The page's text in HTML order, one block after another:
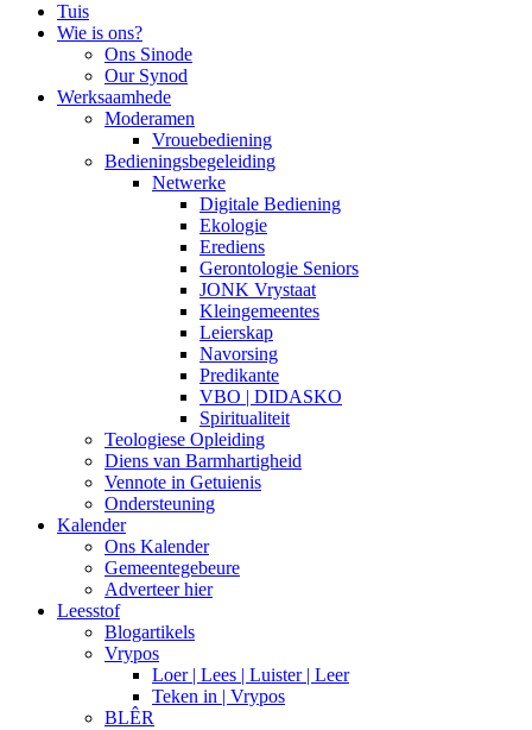
Tuis
Wie is ons?
Ons Sinode
Our Synod
Werksaamhede
Moderamen
Vrouebediening
Bedieningsbegeleiding
Netwerke
Digitale Bediening
Ekologie
Erediens
Gerontologie Seniors
JONK Vrystaat
Kleingemeentes
Leierskap
Navorsing
Predikante
VBO | DIDASKO
Spiritualiteit
Teologiese Opleiding
Diens van Barmhartigheid
Vennote in Getuienis
Ondersteuning
Kalender
Ons Kalender
Gemeentegebeure
Adverteer hier
Leesstof
Blogartikels
Vrypos
Loer | Lees | Luister | Leer
Teken in | Vrypos
BLÊR